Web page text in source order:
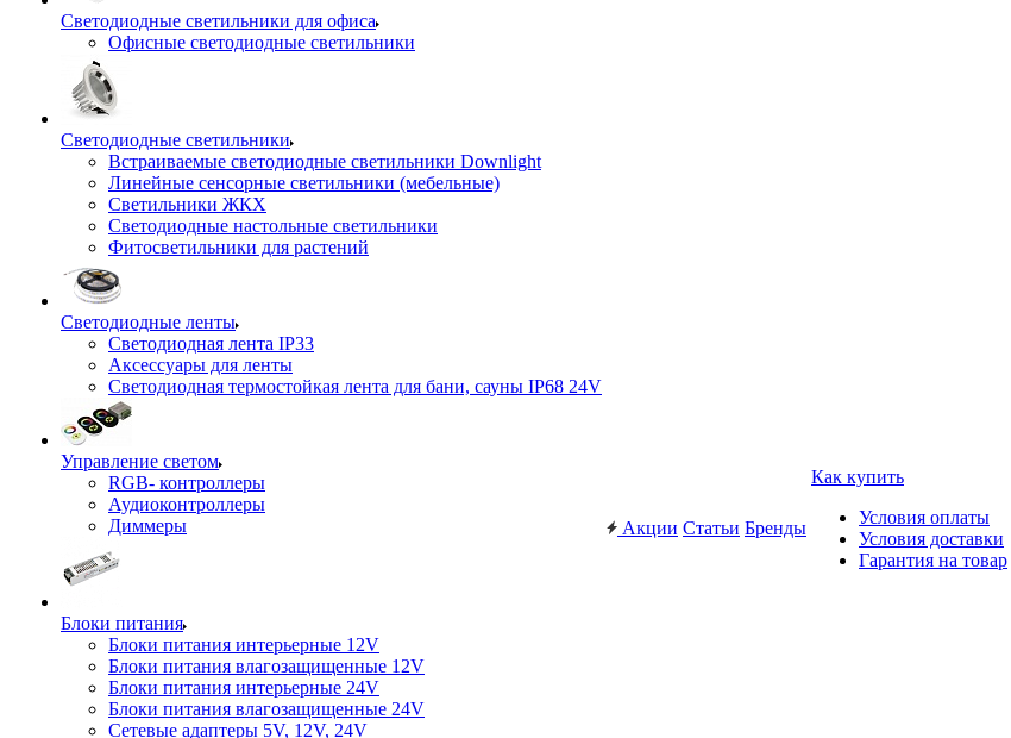
Светодиодные светильники для офиса
Офисные светодиодные светильники
Светодиодные светильники
Встраиваемые светодиодные светильники Downlight
Линейные сенсорные светильники (мебельные)
Светильники ЖКХ
Светодиодные настольные светильники
Фитосветильники для растений
Светодиодные ленты
Светодиодная лента IP33
Аксессуары для ленты
Светодиодная термостойкая лента для бани, сауны IP68 24V
Управление светом
RGB- контроллеры
Аудиоконтроллеры
Диммеры
Блоки питания
Блоки питания интерьерные 12V
Блоки питания влагозащищенные 12V
Блоки питания интерьерные 24V
Блоки питания влагозащищенные 24V
Сетевые адаптеры 5V, 12V, 24V
Акции Статьи Бренды
Как купить
Условия оплаты
Условия доставки
Гарантия на товар